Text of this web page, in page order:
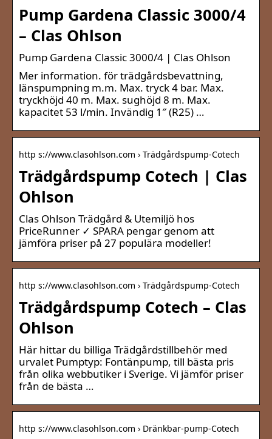
Pump Gardena Classic 3000/4
– Clas Ohlson
Pump Gardena Classic 3000/4 | Clas Ohlson
Mer information. för trädgårdsbevattning,
länspumpning m.m. Max. tryck 4 bar. Max.
tryckhöjd 40 m. Max. sughöjd 8 m. Max.
kapacitet 53 l/min. Invändig 1″ (R25) …
http s://www.clasohlson.com › Trädgårdspump-Cotech
Trädgårdspump Cotech | Clas
Ohlson
Clas Ohlson Trädgård & Utemiljö hos
PriceRunner ✓ SPARA pengar genom att
jämföra priser på 27 populära modeller!
http s://www.clasohlson.com › Trädgårdspump-Cotech
Trädgårdspump Cotech – Clas
Ohlson
Här hittar du billiga Trädgårdstillbehör med
urvalet Pumptyp: Fontänpump, till bästa pris
från olika webbutiker i Sverige. Vi jämför priser
från de bästa …
http s://www.clasohlson.com › Dränkbar-pump-Cotech